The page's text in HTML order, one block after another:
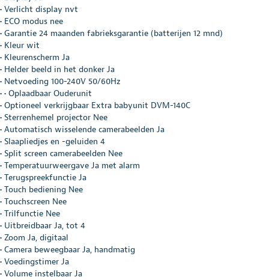
• Verlicht display nvt
• ECO modus nee
• Garantie 24 maanden fabrieksgarantie (batterijen 12 mnd)
• Kleur wit
• Kleurenscherm Ja
• Helder beeld in het donker Ja
• Netvoeding 100-240V 50/60Hz
• • Oplaadbaar Ouderunit
• Optioneel verkrijgbaar Extra babyunit DVM-140C
• Sterrenhemel projector Nee
• Automatisch wisselende camerabeelden Ja
• Slaapliedjes en -geluiden 4
• Split screen camerabeelden Nee
• Temperatuurweergave Ja met alarm
• Terugspreekfunctie Ja
• Touch bediening Nee
• Touchscreen Nee
• Trilfunctie Nee
• Uitbreidbaar Ja, tot 4
• Zoom Ja, digitaal
• Camera beweegbaar Ja, handmatig
• Voedingstimer Ja
• Volume instelbaar Ja